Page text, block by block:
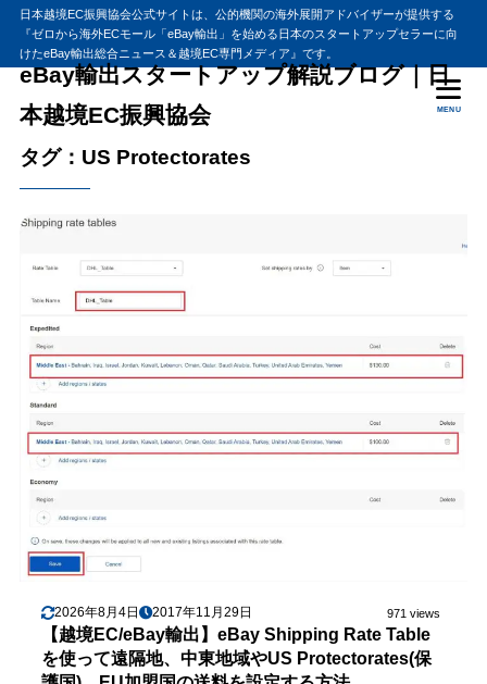
日本越境EC振興協会公式サイトは、公的機関の海外展開アドバイザーが提供する
『ゼロから海外ECモール「eBay輸出」を始める日本のスタートアップセラーに向
けたeBay輸出総合ニュース＆越境EC専門メディア』です。
eBay輸出スタートアップ解説ブログ｜日
本越境EC振興協会
MENU
タグ：US Protectorates
2026年8月4日 2017年11月29日 971 views
【越境EC/eBay輸出】eBay Shipping Rate Table
を使って遠隔地、中東地域やUS Protectorates(保